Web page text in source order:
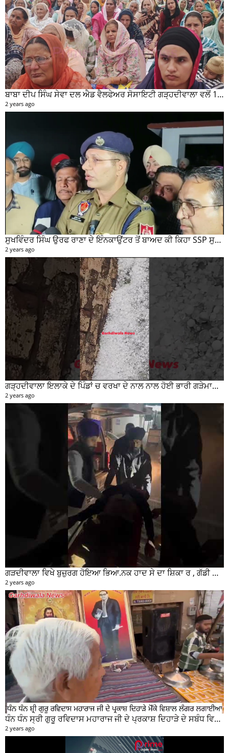
ਬਾਬਾ ਦੀਪ ਸਿੰਘ ਸੇਵਾ ਦਲ ਐਡ ਵੈਲਫੇਅਰ ਸੋਸਾਇਟੀ ਗੜ੍ਹਦੀਵਾਲਾ ਵਲੋਂ 100 ਵਾਂ ਮਹੀਨਾਵਾਰ ਰਾਸ਼ਨ ਵੰਡ ਸਮਾਰੋਹ ਕਰਵਾਇਆ
2 years ago
ਸੁਖਵਿੰਦਰ ਸਿੰਘ ਉਰਫ ਰਾਣਾ ਦੇ ਇੰਨਕਾਉਂਟਰ ਤੋਂ ਬਾਅਦ ਕੀ ਕਿਹਾ SSP ਸੁਰੇਂਦਰ ਲਾਂਬਾ ਤੁਸੀਂ ਵੀ ਸੁਣੋ...
2 years ago
ਗੜ੍ਹਦੀਵਾਲਾ ਇਲਾਕੇ ਦੇ ਪਿੰਡਾਂ ਚ ਵਰਖਾ ਦੇ ਨਾਲ ਨਾਲ ਹੋਈ ਭਾਰੀ ਗੜੇਮਾਰੀ ਦੀਆਂ ਦੇਖੋ ਤਸਵੀਰਾਂ #garhdiwala #snow
2 years ago
ਗੜਦੀਵਾਲਾ ਵਿਖੇ ਬੁਜ਼ੁਰਗ ਹੋਇਆ ਭਿਆ.ਨਕ ਹਾਦ ਸੇ ਦਾ ਸ਼ਿਕਾ ਰ , ਗੱਡੀ ਸਵਾਰ ਮੌਕੇ ਤੋ ਫਰਾਰ
2 years ago
ਧੰਨ ਧੰਨ ਸ੍ਰੀ ਗੁਰੂ ਰਵਿਦਾਸ ਮਹਾਰਾਜ ਜੀ ਦੇ ਪ੍ਰਕਾਸ਼ ਦਿਹਾੜੇ ਦੇ ਸਬੰਧ ਵਿਚ ਮੇਨ ਰੋੜ ਵਿਖੇ ਲਾਗਾਇਆ ਵਿਸ਼ਾਲ ਲੰਗਰ
2 years ago